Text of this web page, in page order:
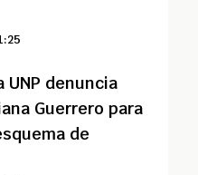
UNP denuncia
Guerrero para
de